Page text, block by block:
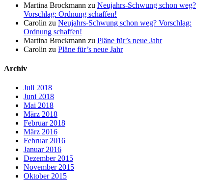
Martina Brockmann zu Neujahrs-Schwung schon weg?
Vorschlag: Ordnung schaffen!
Carolin zu Neujahrs-Schwung schon weg? Vorschlag:
Ordnung schaffen!
Martina Brockmann zu Pläne für’s neue Jahr
Carolin zu Pläne für’s neue Jahr
Archiv
Juli 2018
Juni 2018
Mai 2018
März 2018
Februar 2018
März 2016
Februar 2016
Januar 2016
Dezember 2015
November 2015
Oktober 2015